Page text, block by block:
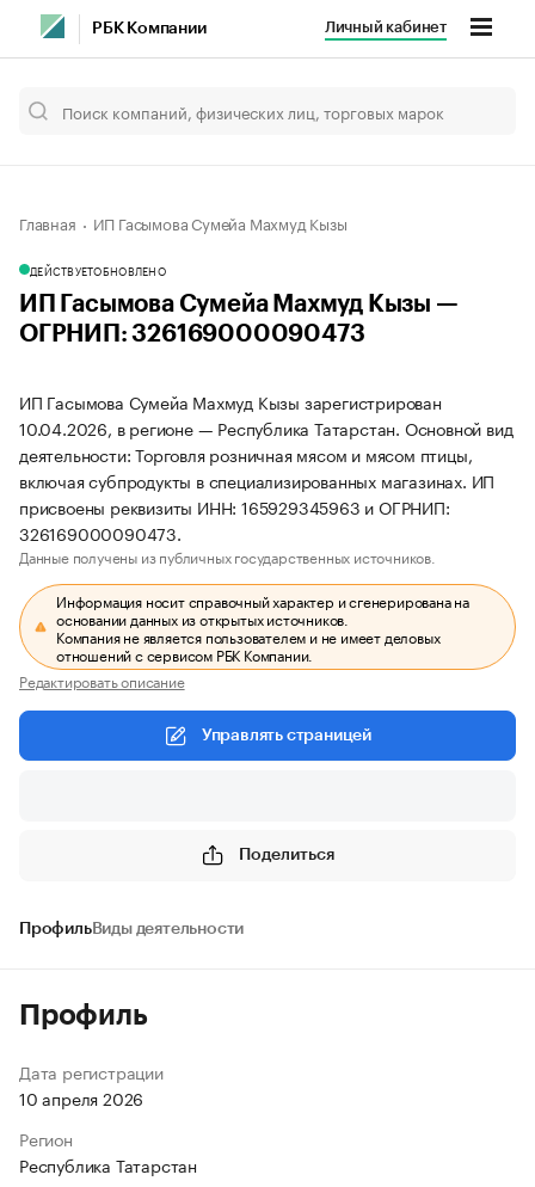
РБК Компании Личный кабинет
Главная ИП Гасымова Сумейа Махмуд Кызы
ДЕЙСТВУЕТОБНОВЛЕНО
ИП Гасымова Сумейа Махмуд Кызы —
ОГРНИП: 326169000090473
ИП Гасымова Сумейа Махмуд Кызы зарегистрирован
10.04.2026, в регионе — Республика Татарстан. Основной вид
деятельности: Торговля розничная мясом и мясом птицы,
включая субпродукты в специализированных магазинах. ИП
присвоены реквизиты ИНН: 165929345963 и ОГРНИП:
326169000090473.
Данные получены из публичных государственных источников.
Информация носит справочный характер и сгенерирована на
основании данных из открытых источников.
Компания не является пользователем и не имеет деловых
отношений с сервисом РБК Компании.
Редактировать описание
Управлять страницей
Поделиться
ПрофильВиды деятельности
Профиль
Дата регистрации
10 апреля 2026
Регион
Республика Татарстан